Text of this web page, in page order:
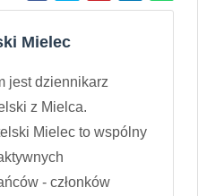
Mielec
jest dziennikarz
z Mielca.
Mielec to wspólny
- członków